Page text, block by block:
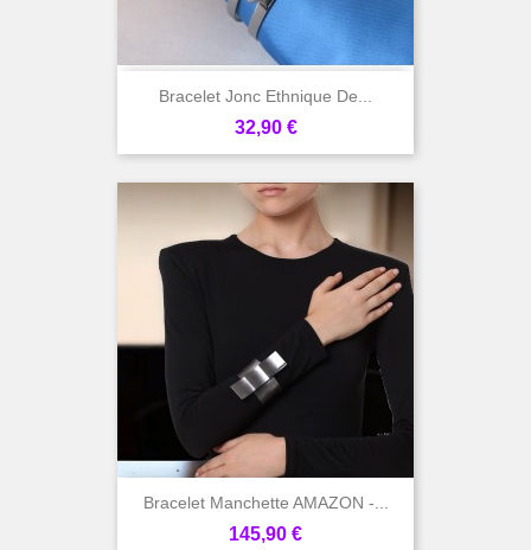
Bracelet Jonc Ethnique De...
Prix
32,90 €
Bracelet Manchette AMAZON -...
Prix
145,90 €